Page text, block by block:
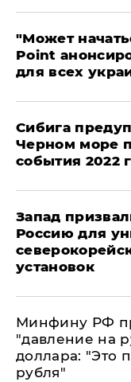
"Может
Point
для всех
Сибига
Черном море
события 2022
Запад
Россию для
установок
Минфину РФ
"давление на
доллара: "Это
рубля"